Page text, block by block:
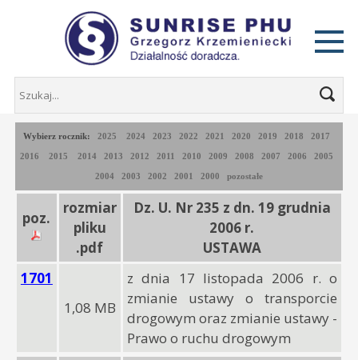
Wybierz rocznik: 2025 2024 2023 2022 2021 2020 2019 2018 2017
2016 2015 2014 2013 2012 2011 2010 2009 2008 2007 2006 2005
2004 2003 2002 2001 2000 pozostałe
poz.
rozmiar
pliku
.pdf
Dz. U. Nr 235 z dn. 19 grudnia
2006 r.
USTAWA
1701
1,08 MB
z dnia 17 listopada 2006 r. o
zmianie ustawy o transporcie
drogowym oraz zmianie ustawy -
Prawo o ruchu drogowym